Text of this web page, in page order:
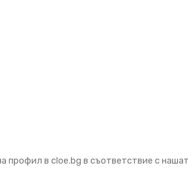
профил в cloe.bg в съответствие с